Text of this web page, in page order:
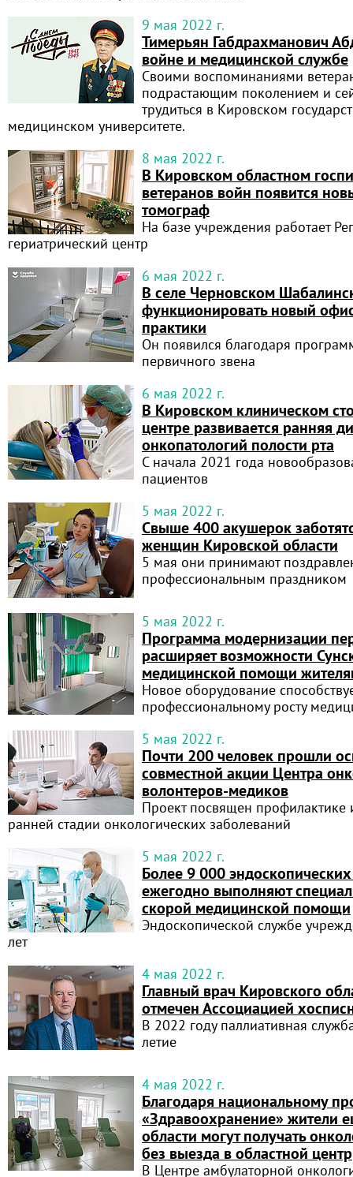
9 мая 2022 г.
Тимерьян Габдрахманович
войне и медицинской службе
Своими воспоминаниями
подрастающим поколением и
трудиться в Кировском
медицинском университете.
8 мая 2022 г.
В Кировском областном
ветеранов войн появится
томограф
На базе учреждения работает
гериатрический центр
6 мая 2022 г.
В селе Черновском
функционировать новый
практики
Он появился благодаря
первичного звена
6 мая 2022 г.
В Кировском клиническом
центре развивается ранняя
онкопатологий полости рта
С начала 2021 года
пациентов
5 мая 2022 г.
Свыше 400 акушерок
женщин Кировской области
5 мая они принимают
профессиональным праздником
5 мая 2022 г.
Программа модернизации
расширяет возможности
медицинской помощи
Новое оборудование
профессиональному росту
5 мая 2022 г.
Почти 200 человек прошли
совместной акции Центра
волонтеров-медиков
Проект посвящен
ранней стадии онкологических заболеваний
5 мая 2022 г.
Более 9 000
ежегодно выполняют
скорой медицинской помощи
Эндоскопической службе
лет
4 мая 2022 г.
Главный врач Кировского
отмечен Ассоциацией
В 2022 году паллиативная
летие
4 мая 2022 г.
Благодаря национальному
«Здравоохранение» жители
области могут получать
без выезда в областной центр
В Центре амбулаторной